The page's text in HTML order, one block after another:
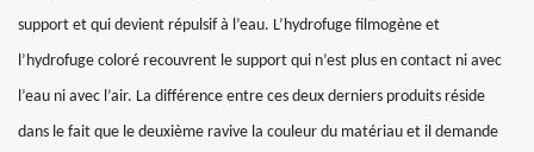
support et qui devient répulsif à l’eau. L’hydrofuge filmogène et
l’hydrofuge coloré recouvrent le support qui n’est plus en contact ni avec
l’eau ni avec l’air. La différence entre ces deux derniers produits réside
dans le fait que le deuxième ravive la couleur du matériau et il demande